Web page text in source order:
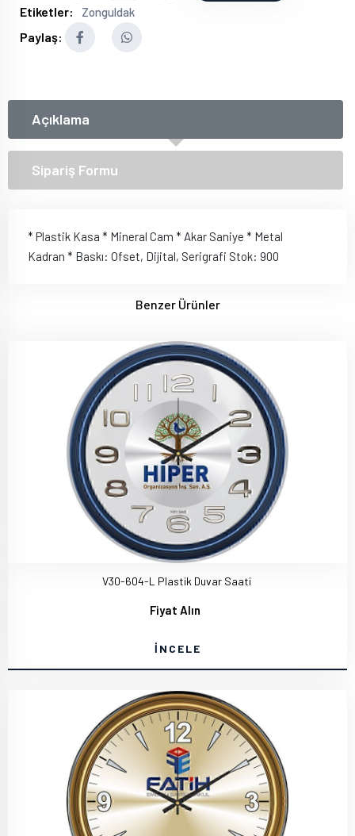
Etiketler: Zonguldak
Paylaş:
Açıklama
Sipariş Formu
* Plastik Kasa * Mineral Cam * Akar Saniye * Metal
Kadran * Baskı: Ofset, Dijital, Serigrafi Stok: 900
Benzer Ürünler
V30-604-L Plastik Duvar Saati
Fiyat Alın
İNCELE